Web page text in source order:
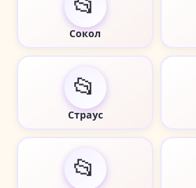
📂
Сокол
📂
Страус
📂